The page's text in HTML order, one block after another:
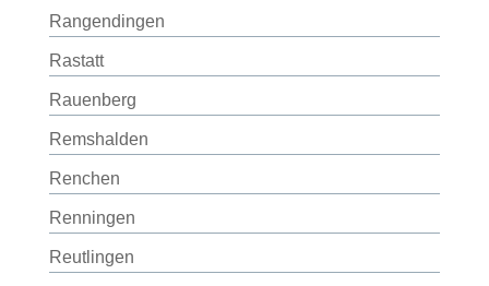
Rangendingen
Rastatt
Rauenberg
Remshalden
Renchen
Renningen
Reutlingen